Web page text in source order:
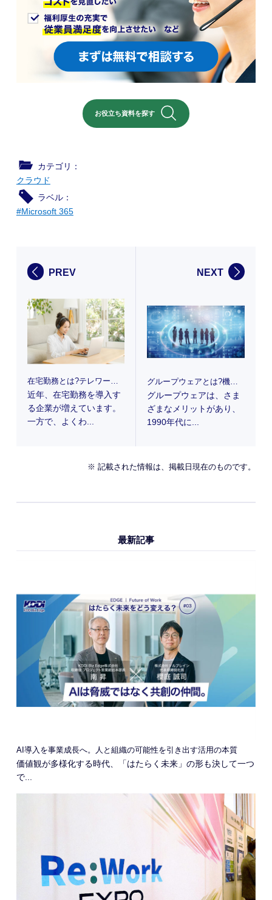
お役立ち資料を探す
カテゴリ：
クラウド
ラベル：
#Microsoft 365
PREV
近年、在宅勤務を導入す
る企業が増えています。
一方で、よくわ...
NEXT
グループウェアとは?機能やメリット・デメリット、選定のポイントを解説
グループウェアは、さま
ざまなメリットがあり、
1990年代に...
※ 記載された情報は、掲載日現在のものです。
最新記事
AI導入を事業成長へ。人と組織の可能性を引き出す活用の本質
価値観が多様化する時代、「はたらく未来」の形も決して一つ
で...